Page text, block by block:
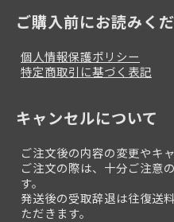
ご購入前にお読みくだ
個人情報保護ポリシー
特定商取引に基づく表記
キャンセルについて
ご注文後の内容の変更やキ
ご注文の際は、十分ご注意
す。
発送後の受取辞退は往復送
ただきます。